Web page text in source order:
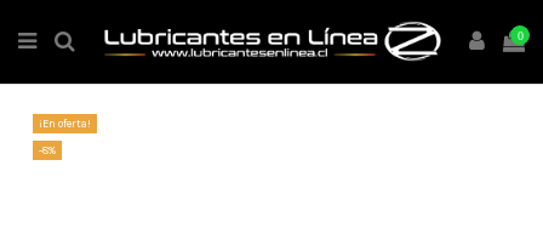
0
¡En oferta!
-8%